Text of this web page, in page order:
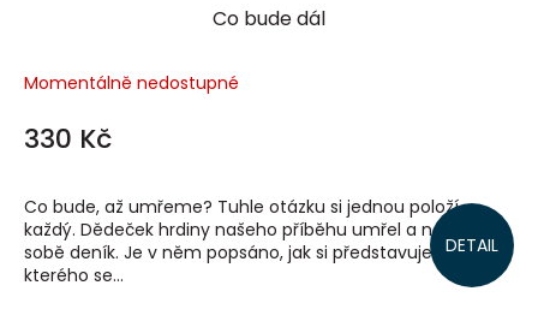
Co bude dál
Momentálně nedostupné
330 Kč
DETAIL
Co bude, až umřeme? Tuhle otázku si jednou položí
každý. Dědeček hrdiny našeho příběhu umřel a nechal po
sobě deník. Je v něm popsáno, jak si představuje svět, do
kterého se...